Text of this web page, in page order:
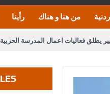
رأينا من هنا و هناك
يطلق فعاليات اعمال المدرسة
على المقدسات الإسلامية
يقر مشروع تعديل قانون الملكية